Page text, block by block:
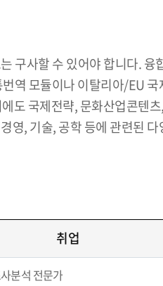
구사할 수 있어야 합니다.
역 모듈이나 이탈리아/EU
도 국제전략, 문화산업콘텐
, 기술, 공학 등에 관련된
취업
분석 전문가